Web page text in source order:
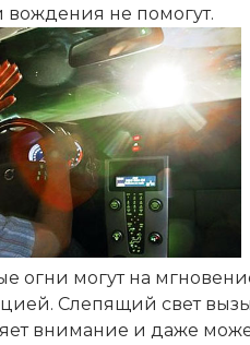
не помогут.
огни могут на
Слепящий свет
внимание и даже